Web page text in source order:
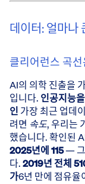
데이터: 얼마나
클리어런스 곡
AI의 의학 진출을
입니다. 인공지능
인 가장 최근 업데
려면 속도, 우리는
했습니다. 확인된
2025년에 115— 그
다.2019년 전체
가6년 만에 점유율